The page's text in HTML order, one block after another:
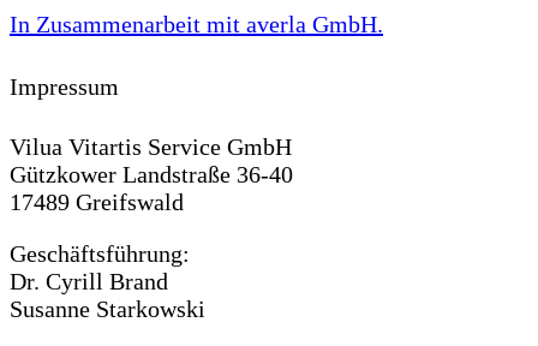
In Zusammenarbeit mit averla GmbH.
Impressum
Vilua Vitartis Service GmbH
Gützkower Landstraße 36-40
17489 Greifswald
Geschäftsführung:
Dr. Cyrill Brand
Susanne Starkowski